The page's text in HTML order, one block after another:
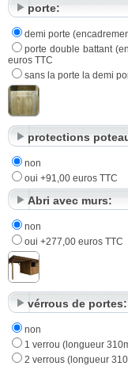
porte:
demi porte
porte double battant
euros TTC
sans la porte la demi
protections
non
oui +91,00 euros TTC
Abri avec murs:
non
oui +277,00 euros TTC
vérrous de portes:
non
1 verrou (longueur
2 verrous (longueur